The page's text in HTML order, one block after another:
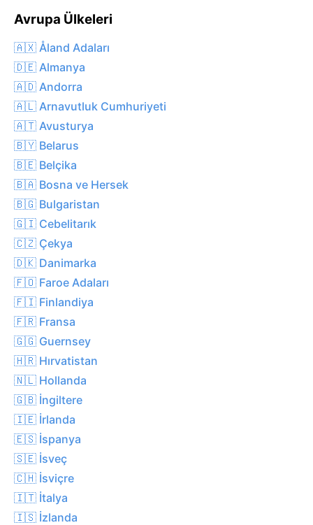
Avrupa Ülkeleri
🇦🇽 Åland Adaları
🇩🇪 Almanya
🇦🇩 Andorra
🇦🇱 Arnavutluk Cumhuriyeti
🇦🇹 Avusturya
🇧🇾 Belarus
🇧🇪 Belçika
🇧🇦 Bosna ve Hersek
🇧🇬 Bulgaristan
🇬🇮 Cebelitarık
🇨🇿 Çekya
🇩🇰 Danimarka
🇫🇴 Faroe Adaları
🇫🇮 Finlandiya
🇫🇷 Fransa
🇬🇬 Guernsey
🇭🇷 Hırvatistan
🇳🇱 Hollanda
🇬🇧 İngiltere
🇮🇪 İrlanda
🇪🇸 İspanya
🇸🇪 İsveç
🇨🇭 İsviçre
🇮🇹 İtalya
🇮🇸 İzlanda